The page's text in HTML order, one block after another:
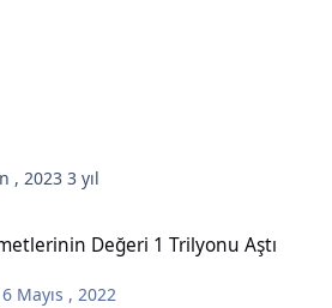
, 20233 yıl
Değeri 1 Trilyonu Aştı
6 Mayıs , 2022